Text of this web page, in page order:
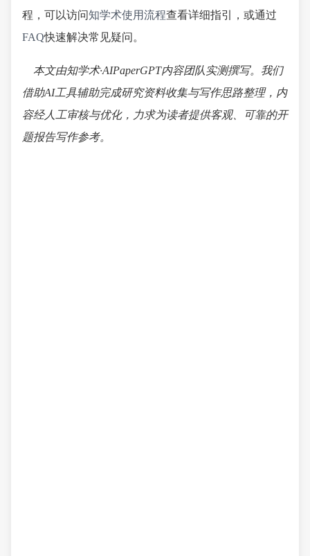
程，可以访问知学术使用流程查看详细指引，或通过
FAQ快速解决常见疑问。
本文由知学术·AIPaperGPT内容团队实测撰写。我们
借助AI工具辅助完成研究资料收集与写作思路整理，内
容经人工审核与优化，力求为读者提供客观、可靠的开
题报告写作参考。